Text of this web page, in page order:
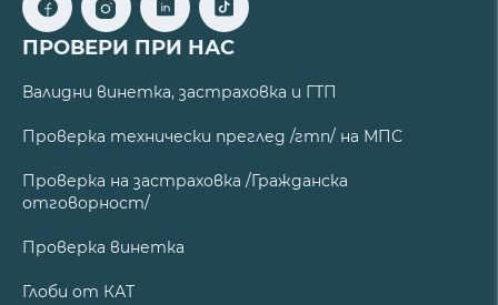
ПРОВЕРИ ПРИ НАС
Валидни винетка, застраховка и ГТП
Проверка технически преглед /гтп/ на МПС
Проверка на застраховка /Гражданска
отговорност/
Проверка винетка
Глоби от КАТ